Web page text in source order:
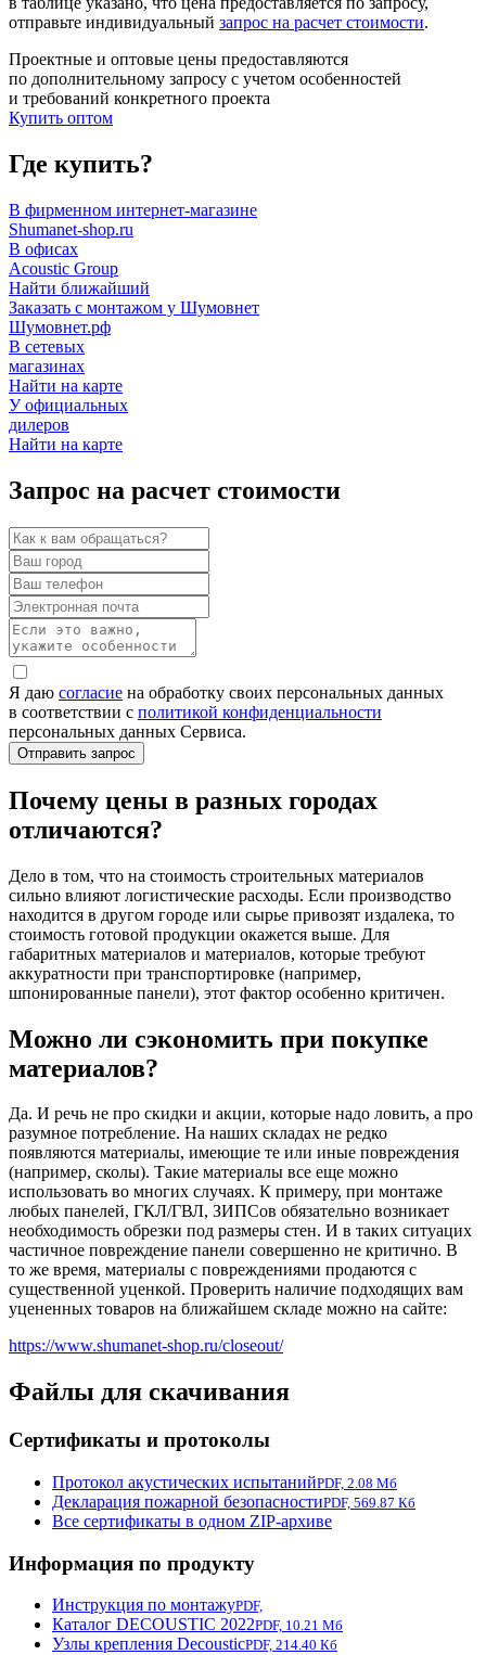
отправьте индивидуальный запрос на расчет стоимости.
Проектные и оптовые цены предоставляются
по дополнительному запросу с учетом особенностей
и требований конкретного проекта
Купить оптом
Где купить?
В фирменном интернет-магазине
Shumanet-shop.ru
В офисах
Acoustic Group
Найти ближайший
Заказать с монтажом у Шумовнет
Шумовнет.рф
В сетевых
магазинах
Найти на карте
У официальных
дилеров
Найти на карте
Запрос на расчет стоимости
Я даю согласие на обработку своих персональных данных
в соответствии с политикой конфиденциальности
персональных данных Сервиса.
Почему цены в разных городах
отличаются?
Дело в том, что на стоимость строительных материалов
сильно влияют логистические расходы. Если производство
находится в другом городе или сырье привозят издалека, то
стоимость готовой продукции окажется выше. Для
габаритных материалов и материалов, которые требуют
аккуратности при транспортировке (например,
шпонированные панели), этот фактор особенно критичен.
Можно ли сэкономить при покупке
материалов?
Да. И речь не про скидки и акции, которые надо ловить, а про
разумное потребление. На наших складах не редко
появляются материалы, имеющие те или иные повреждения
(например, сколы). Такие материалы все еще можно
использовать во многих случаях. К примеру, при монтаже
любых панелей, ГКЛ/ГВЛ, ЗИПСов обязательно возникает
необходимость обрезки под размеры стен. И в таких ситуацих
частичное повреждение панели совершенно не критично. В
то же время, материалы с повреждениями продаются с
существенной уценкой. Проверить наличие подходящих вам
уцененных товаров на ближайшем складе можно на сайте:
https://www.shumanet-shop.ru/closeout/
Файлы для скачивания
Сертификаты и протоколы
Протокол акустических испытанийPDF, 2.08 Мб
Декларация пожарной безопасностиPDF, 569.87 Кб
Все сертификаты в одном ZIP-архиве
Информация по продукту
Инструкция по монтажуPDF,
Каталог DECOUSTIC 2022PDF, 10.21 Мб
Узлы крепления DecousticPDF, 214.40 Кб